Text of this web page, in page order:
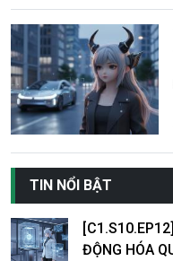
TIN NỔI BẬT
ĐỘNG HÓA